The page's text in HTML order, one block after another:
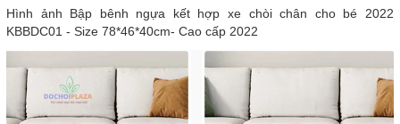
Hình ảnh Bập bênh ngựa kết hợp xe chòi chân cho bé 2022
KBBDC01 - Size 78*46*40cm- Cao cấp 2022